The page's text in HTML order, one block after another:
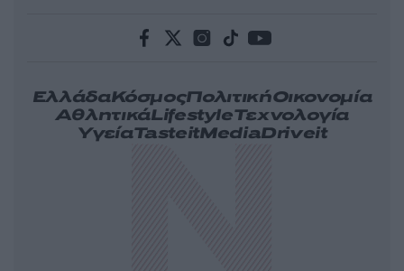
ΕλλάδαΚόσμοςΠολιτικήΟικονομία
ΑθλητικάLifestyleΤεχνολογία
ΥγείαTasteitMediaDriveit